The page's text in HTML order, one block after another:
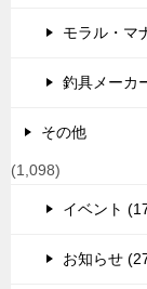
モラル・マ
釣具メーカ
その他
(1,098)
イベント
お知らせ